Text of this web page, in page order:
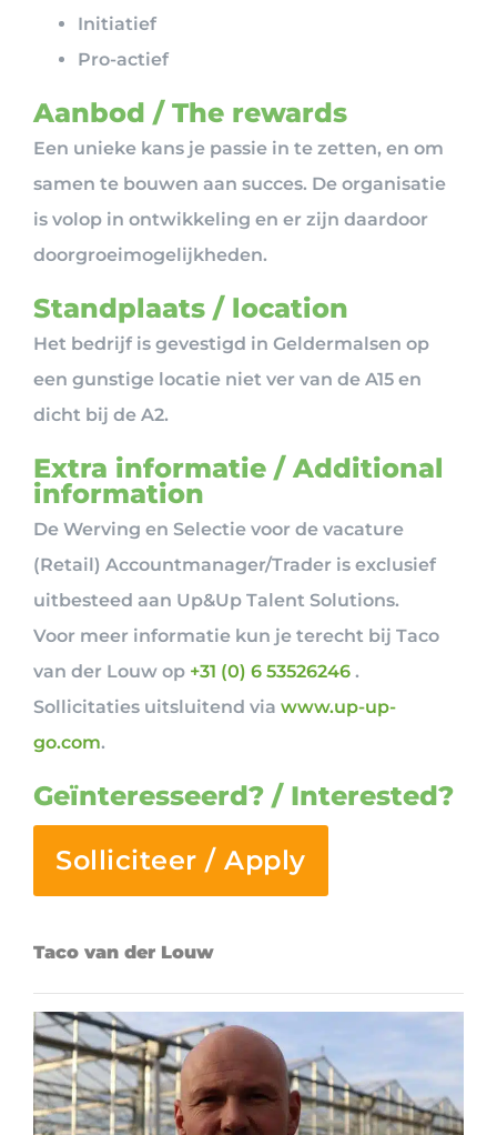
Initiatief
Pro-actief
Aanbod / The rewards
Een unieke kans je passie in te zetten, en om
samen te bouwen aan succes. De organisatie
is volop in ontwikkeling en er zijn daardoor
doorgroeimogelijkheden.
Standplaats / location
Het bedrijf is gevestigd in Geldermalsen op
een gunstige locatie niet ver van de A15 en
dicht bij de A2.
Extra informatie / Additional
information
De Werving en Selectie voor de vacature
(Retail) Accountmanager/Trader is exclusief
uitbesteed aan Up&Up Talent Solutions.
Voor meer informatie kun je terecht bij Taco
van der Louw op +31 (0) 6 53526246 .
Sollicitaties uitsluitend via www.up-up-
go.com.
Geïnteresseerd? / Interested?
Solliciteer / Apply
Taco van der Louw